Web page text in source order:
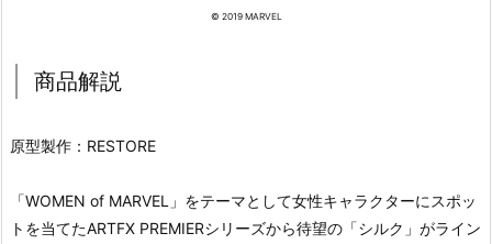
© 2019 MARVEL
商品解説
原型製作：RESTORE
「WOMEN of MARVEL」をテーマとして女性キャラクターにスポッ
トを当てたARTFX PREMIERシリーズから待望の「シルク」がライン